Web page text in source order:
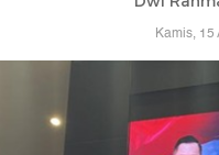
Kamis,